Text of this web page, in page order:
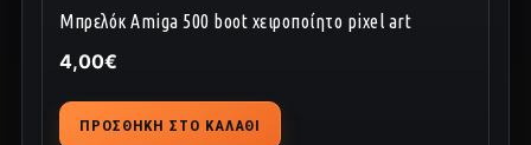
Μπρελόκ Amiga 500 boot χειροποίητο pixel art
4,00€
ΠΡΟΣΘΉΚΗ ΣΤΟ ΚΑΛΆΘΙ